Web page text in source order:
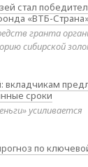
стал
«ВТБ-
гранта
сибирской
сроки
усиливается
по